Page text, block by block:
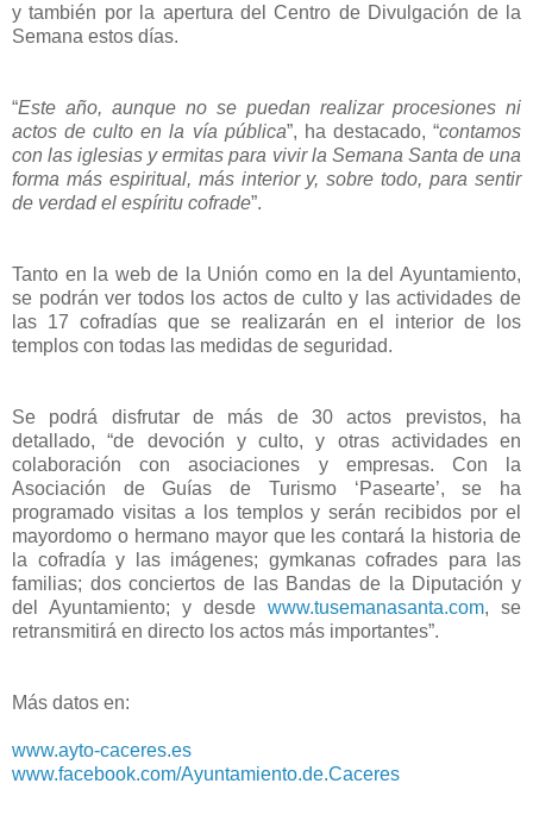
y también por la apertura del Centro de Divulgación de la
Semana estos días.
“Este año, aunque no se puedan realizar procesiones ni
actos de culto en la vía pública”, ha destacado, “contamos
con las iglesias y ermitas para vivir la Semana Santa de una
forma más espiritual, más interior y, sobre todo, para sentir
de verdad el espíritu cofrade”.
Tanto en la web de la Unión como en la del Ayuntamiento,
se podrán ver todos los actos de culto y las actividades de
las 17 cofradías que se realizarán en el interior de los
templos con todas las medidas de seguridad.
Se podrá disfrutar de más de 30 actos previstos, ha
detallado, “de devoción y culto, y otras actividades en
colaboración con asociaciones y empresas. Con la
Asociación de Guías de Turismo ‘Pasearte’, se ha
programado visitas a los templos y serán recibidos por el
mayordomo o hermano mayor que les contará la historia de
la cofradía y las imágenes; gymkanas cofrades para las
familias; dos conciertos de las Bandas de la Diputación y
del Ayuntamiento; y desde www.tusemanasanta.com, se
retransmitirá en directo los actos más importantes”.
Más datos en:
www.ayto-caceres.es
www.facebook.com/Ayuntamiento.de.Caceres